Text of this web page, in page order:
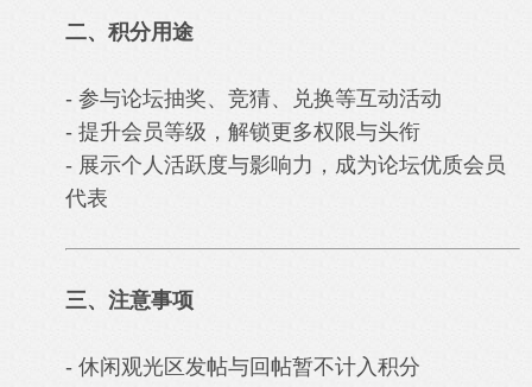
二、积分用途
- 参与论坛抽奖、竞猜、兑换等互动活动
- 提升会员等级，解锁更多权限与头衔
- 展示个人活跃度与影响力，成为论坛优质会员
代表
三、注意事项
- 休闲观光区发帖与回帖暂不计入积分